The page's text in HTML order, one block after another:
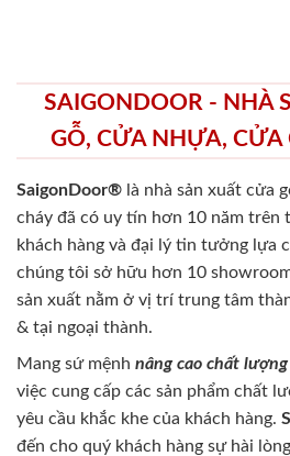
SAIGONDOOR - NHÀ
GỖ, CỬA NHỰA, CỬA
SaigonDoor® là nhà sản xuất cửa
cháy đã có uy tín hơn 10 năm trên
khách hàng và đại lý tin tưởng lựa
chúng tôi sở hữu hơn 10
sản xuất nằm ở vị trí trung tâm
& tại ngoại thành.
Mang sứ mệnh nâng cao chất lượng
việc cung cấp các sản phẩm chất
yêu cầu khắc khe của khách hàng.
đến cho quý khách hàng sự hài